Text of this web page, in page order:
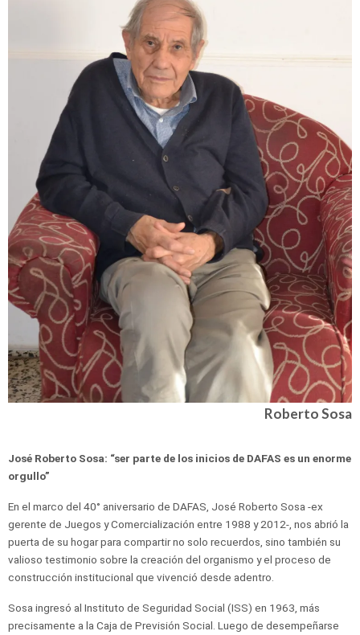
Roberto Sosa
José Roberto Sosa: “ser parte de los inicios de DAFAS es un enorme
orgullo”
En el marco del 40° aniversario de DAFAS, José Roberto Sosa -ex
gerente de Juegos y Comercialización entre 1988 y 2012-, nos abrió la
puerta de su hogar para compartir no solo recuerdos, sino también su
valioso testimonio sobre la creación del organismo y el proceso de
construcción institucional que vivenció desde adentro.
Sosa ingresó al Instituto de Seguridad Social (ISS) en 1963, más
precisamente a la Caja de Previsión Social. Luego de desempeñarse